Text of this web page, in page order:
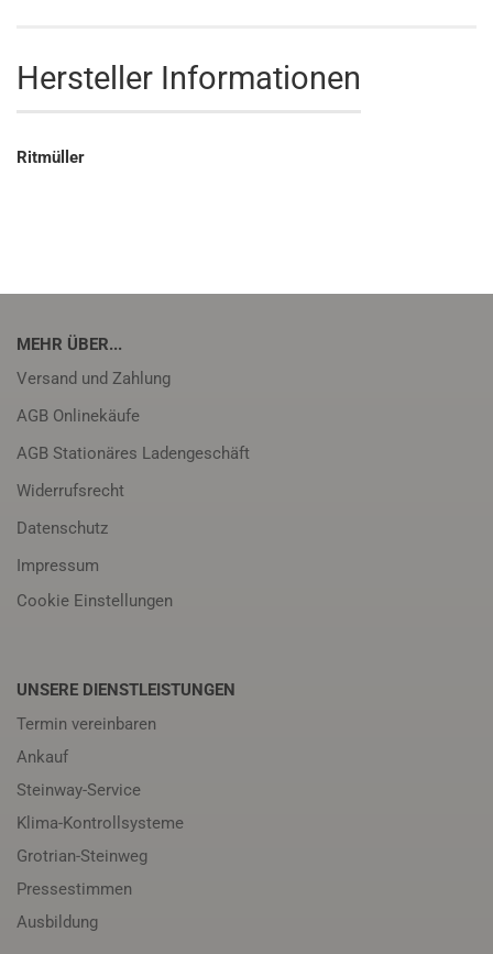
Hersteller Informationen
Ritmüller
MEHR ÜBER...
Versand und Zahlung
AGB Onlinekäufe
AGB Stationäres Ladengeschäft
Widerrufsrecht
Datenschutz
Impressum
Cookie Einstellungen
UNSERE DIENSTLEISTUNGEN
Termin vereinbaren
Ankauf
Steinway-Service
Klima-Kontrollsysteme
Grotrian-Steinweg
Pressestimmen
Ausbildung